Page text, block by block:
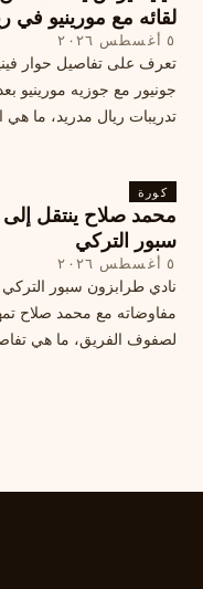
لقائه مع مورينيو في
٥ أغسطس ٢٠٢٦
تعرف على تفاصيل حوار
جونيور مع جوزيه مورينيو
تدريبات ريال مدريد، ما هي
كورة
محمد صلاح ينتقل
سبور التركي
٥ أغسطس ٢٠٢٦
نادي طرابزون سبور التركي
مفاوضاته مع محمد صلاح
لصفوف الفريق، ما هي